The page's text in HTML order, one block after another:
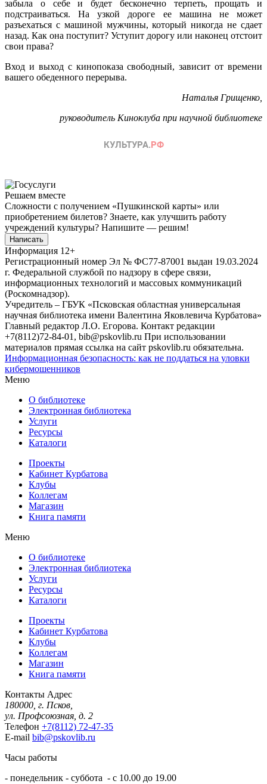
забыла о себе и будет бесконечно терпеть, прощать и
подстраиваться. На узкой дороге ее машина не может
разъехаться с машиной мужчины, который никогда не сдает
назад. Как она поступит? Уступит дорогу или наконец отстоит
свои права?
Вход и выход с кинопоказа свободный, зависит от времени
вашего обеденного перерыва.
Наталья Грищенко,
руководитель Киноклуба при научной библиотеке
Решаем вместе
Сложности с получением «Пушкинской карты» или
приобретением билетов? Знаете, как улучшить работу
учреждений культуры? Напишите — решим!
Написать
Информация 12+
Регистрационный номер Эл № ФС77-87001 выдан 19.03.2024
г. Федеральной службой по надзору в сфере связи,
информационных технологий и массовых коммуникаций
(Роскомнадзор).
Учредитель – ГБУК «Псковская областная универсальная
научная библиотека имени Валентина Яковлевича Курбатова»
Главный редактор Л.О. Егорова. Контакт редакции
+7(8112)72-84-01, bib@pskovlib.ru При использовании
материалов прямая ссылка на сайт pskovlib.ru обязательна.
Информационная безопасность: как не поддаться на уловки
кибермошенников
Меню
О библиотеке
Электронная библиотека
Услуги
Ресурсы
Каталоги
Проекты
Кабинет Курбатова
Клубы
Коллегам
Магазин
Книга памяти
Меню
О библиотеке
Электронная библиотека
Услуги
Ресурсы
Каталоги
Проекты
Кабинет Курбатова
Клубы
Коллегам
Магазин
Книга памяти
Контакты Адрес
180000, г. Псков,
ул. Профсоюзная, д. 2
Телефон +7(8112) 72-47-35
E-mail bib@pskovlib.ru
Часы работы
- понедельник - суббота - с 10.00 до 19.00